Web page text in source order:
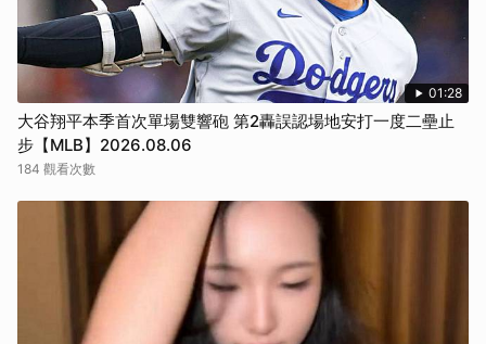
01:28
大谷翔平本季首次單場雙響砲 第2轟誤認場地安打一度二壘止
步【MLB】2026.08.06
184 觀看次數